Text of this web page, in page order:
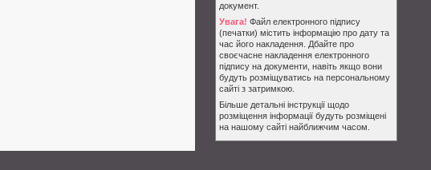
документ.
Увага! Файл електронного підпису
(печатки) містить інформацію про дату та
час його накладення. Дбайте про
своєчасне накладення електронного
підпису на документи, навіть якщо вони
будуть розміщуватись на персональному
сайті з затримкою.
Більше детальні інструкції щодо
розміщення інформації будуть розміщені
на нашому сайті найближчим часом.